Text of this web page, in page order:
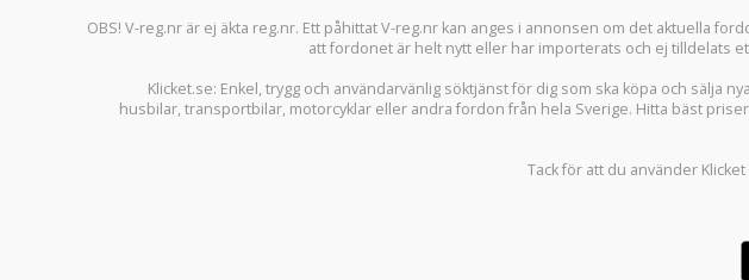
OBS! V-reg.nr är ej äkta reg.nr. Ett påhittat V-reg.nr kan anges i annonsen om det aktuella
att fordonet är helt nytt eller har importerats och ej tilldelats
Klicket.se: Enkel, trygg och användarvänlig söktjänst för dig som ska köpa och sälja
husbilar,transportbilar, motorcyklar eller andra fordon från hela Sverige. Hitta bäst
Tack för att du använder Klicket